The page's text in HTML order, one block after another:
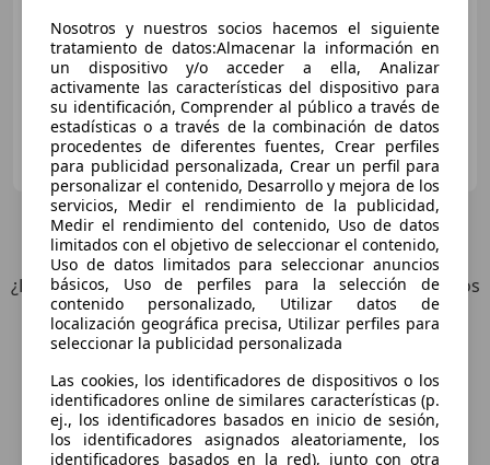
06/2021 86.000 km Eléctrico 135 kW (184 CV)
Das Fahrzeughaus GmbH
ES-07007 Palma
3 Ofertas para MINI Cooper SE
¿Desea ser informado automáticamente sobre vehículos
nuevos para su búsqueda?
Guardar búsqueda
Nosotros y nuestros socios hacemos el siguiente
tratamiento de datos:Almacenar la información en
un dispositivo y/o acceder a ella, Analizar
activamente las características del dispositivo para
su identificación, Comprender al público a través de
estadísticas o a través de la combinación de datos
procedentes de diferentes fuentes, Crear perfiles
para publicidad personalizada, Crear un perfil para
personalizar el contenido, Desarrollo y mejora de los
servicios, Medir el rendimiento de la publicidad,
Medir el rendimiento del contenido, Uso de datos
limitados con el objetivo de seleccionar el contenido,
Uso de datos limitados para seleccionar anuncios
básicos, Uso de perfiles para la selección de
contenido personalizado, Utilizar datos de
localización geográfica precisa, Utilizar perfiles para
seleccionar la publicidad personalizada
Las cookies, los identificadores de dispositivos o los
identificadores online de similares características (p.
ej., los identificadores basados en inicio de sesión,
los identificadores asignados aleatoriamente, los
identificadores basados en la red), junto con otra